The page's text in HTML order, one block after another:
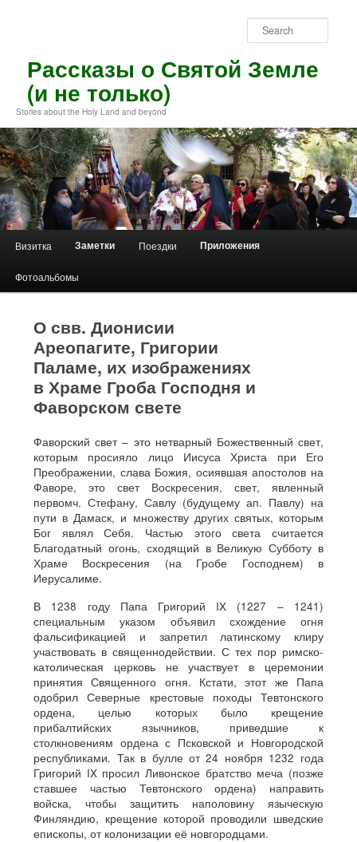
contentРассказы о Святой Земле
(и не только)
Stories about the Holy Land and beyond
Визитка Заметки Поездки Приложения
Фотоальбомы
О свв. Дионисии
Ареопагите, Григории
Паламе, их изображениях
в Храме Гроба Господня и
Фаворском свете
Фаворский свет – это нетварный Божественный свет,
которым просияло лицо Иисуса Христа при Его
Преображении, слава Божия, осиявшая апостолов на
Фаворе, это свет Воскресения, свет, явленный
первомч. Стефану, Савлу (будущему ап. Павлу) на
пути в Дамаск, и множеству других святых, которым
Бог являл Себя. Частью этого света считается
Благодатный огонь, сходящий в Великую Субботу в
Храме Воскресения (на Гробе Господнем) в
Иерусалиме.
В 1238 году Папа Григорий IX (1227 – 1241)
специальным указом объявил схождение огня
фальсификацией и запретил латинскому клиру
участвовать в священнодействии. С тех пор римско-
католическая церковь не участвует в церемонии
принятия Священного огня. Кстати, этот же Папа
одобрил Северные крестовые походы Тевтонского
ордена, целью которых было крещение
прибалтийских язычников, приведшие к
столкновениям ордена с Псковской и Новгородской
республиками. Так в булле от 24 ноября 1232 года
Григорий IX просил Ливонское братство меча (позже
ставшее частью Тевтонского ордена) направить
войска, чтобы защитить наполовину языческую
Финляндию, крещение которой проводили шведские
епископы, от колонизации её новгородцами.